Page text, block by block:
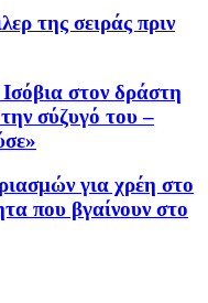
της σειράς πριν
στον δράστη
σύζυγό του –
για χρέη στο
που βγαίνουν στο